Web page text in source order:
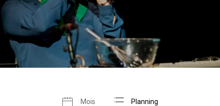
Mois Planning